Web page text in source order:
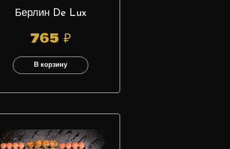
Берлин De Lux
765 ₽
В корзину